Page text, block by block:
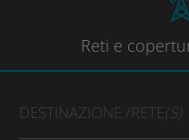
Reti e
DESTINAZIONE /RETE(S)